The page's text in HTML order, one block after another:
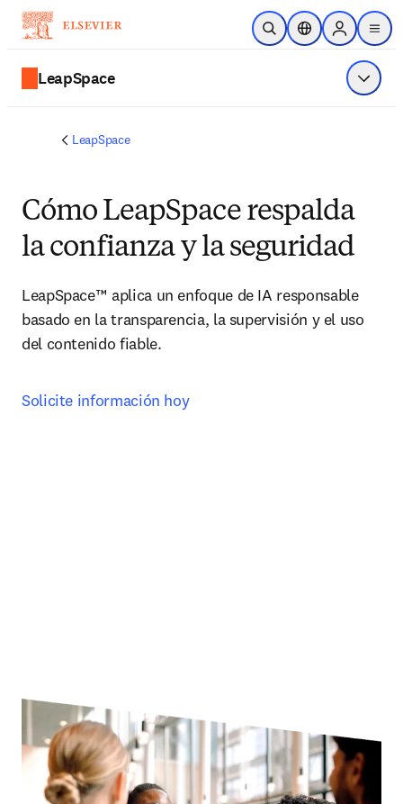
Saltar al contenido principal
Abrir búsqueda
Selector deSign in to
menu
LeapSpace
LeapSpace
Cómo LeapSpace respalda
la confianza y la seguridad
LeapSpace™ aplica un enfoque de IA responsable
basado en la transparencia, la supervisión y el uso
del contenido fiable.
Solicite información hoy